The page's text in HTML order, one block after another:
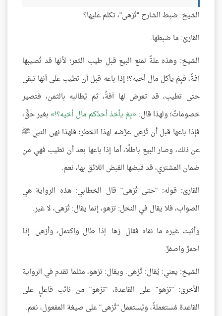
الشيخ: ضبط الشارح "تُزهى"، تكلم عليها؟
القارئ: ما ضبطها.
الشيخ: وهذه علةٌ لمنع البيع قبل طيب الثمر؛ لأنها قد تُصيبها
آفةٌ، فبِمَ يأكل مال أخيه؟! إذا باعه قبل أن تطيب على أنها تبقى
حتى تطيب، قد تعرض لها آفةٌ، ثم يُطالبه بالثمن، فتصير
خصوماتٌ؛ ولهذا قال: بِمَ يأخذ أحدُكم مال أخيه؟! بغير حقٍّ،
فإذا باعها قبل أن تُزهى عرَّضه لهذا الخطر؛ فلهذا نهى النبي ﷺ
عن ذلك، وصار البيع باطلًا، أما إذا باعها بعد أن تطيب فهي من
ضمان المشتري، قد قبضها القبض اللائق بها، نعم.
القارئ: قوله: "حتى تُزهى" قال الخطابي: هذه الرواية هي
الصواب، فلا يقال في النخل: تزهو، إنما يقال: تُزهى، لا غير.
وأثبت غيره ما نفاه فقال: زها: إذا طال واكتمل، وأزهى: إذا
احمرَّ واصفرَّ.
الشيخ: يعني: يُقال: تُزهى. ويقال: تزهو، مثلما تقدم في الرواية
الأخرى: "تزهو" على القاعدة، "تزهو" من نائب فاعلٍ على
القاعدة مُستعملةٌ، ويُستعمل "تُزهى" على صيغة المفعول، نعم.